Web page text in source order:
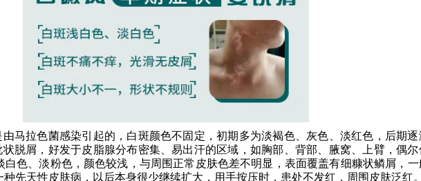
拉色菌感染引起的，白斑颜色不固定，初期多为淡褐色、灰色、淡红色，后期逐
脱屑，好发于皮脂腺分布密集、易出汗的区域，如胸部、背部、腋窝、上臂，偶尔
白色、淡粉色，颜色较浅，与周围正常皮肤色差不明显，表面覆盖有细糠状鳞屑，
种先天性皮肤病，以后本身很少继续扩大，用手按压时，患处不发红，周围皮肤泛红